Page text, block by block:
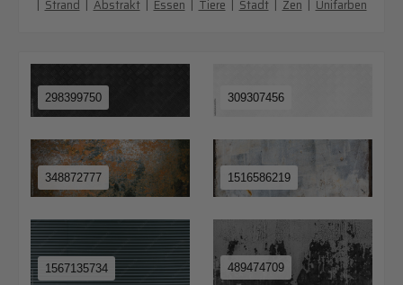
|Strand|Abstrakt|Essen|Tiere|Stadt|Zen|Unifarben
298399750 309307456
348872777 1516586219
1567135734 489474709